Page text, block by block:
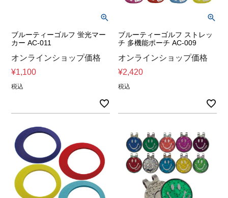
ブルーティーゴルフ 蛍光マー
カー AC-011
オンラインショップ価格
¥1,100
税込
ブルーティーゴルフ ストレッ
チ 多機能ポーチ AC-009
オンラインショップ価格
¥2,420
税込